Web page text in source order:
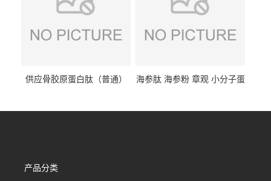
供应骨胶原蛋白肽（普通）
海参肽 海参粉 章观 小分子蛋
产品分类